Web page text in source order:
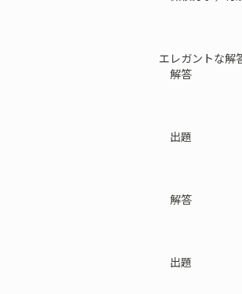
エレガントな解
解答
出題
解答
出題